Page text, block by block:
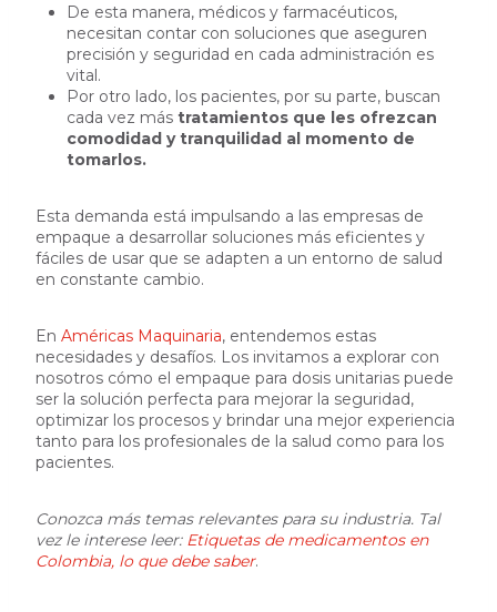
De esta manera, médicos y farmacéuticos,
necesitan contar con soluciones que aseguren
precisión y seguridad en cada administración es
vital.
Por otro lado, los pacientes, por su parte, buscan
cada vez más tratamientos que les ofrezcan
comodidad y tranquilidad al momento de
tomarlos.
Esta demanda está impulsando a las empresas de
empaque a desarrollar soluciones más eficientes y
fáciles de usar que se adapten a un entorno de salud
en constante cambio.
En Américas Maquinaria, entendemos estas
necesidades y desafíos. Los invitamos a explorar con
nosotros cómo el empaque para dosis unitarias puede
ser la solución perfecta para mejorar la seguridad,
optimizar los procesos y brindar una mejor experiencia
tanto para los profesionales de la salud como para los
pacientes.
Conozca más temas relevantes para su industria. Tal
vez le interese leer: Etiquetas de medicamentos en
Colombia, lo que debe saber.